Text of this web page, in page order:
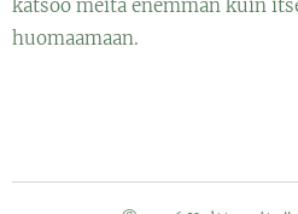
katsoo meitä enemmän kuin
huomaamaan.